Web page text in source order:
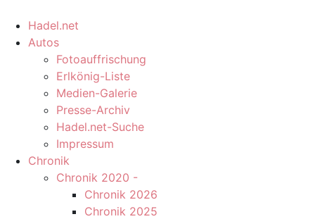
Hadel.net
Autos
Fotoauffrischung
Erlkönig-Liste
Medien-Galerie
Presse-Archiv
Hadel.net-Suche
Impressum
Chronik
Chronik 2020 -
Chronik 2026
Chronik 2025